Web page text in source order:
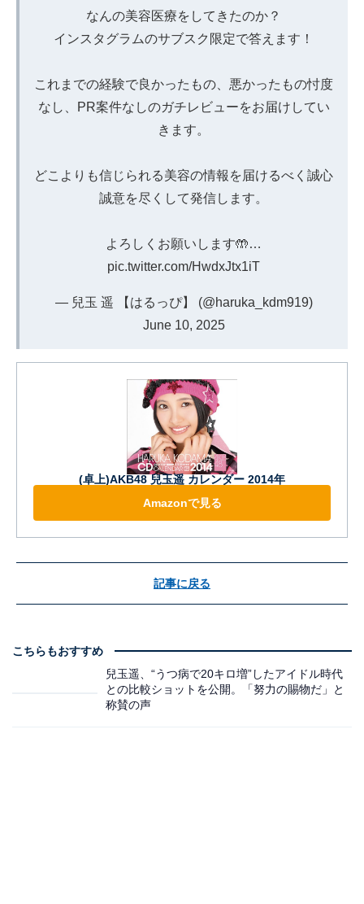
なんの美容医療をしてきたのか？
インスタグラムのサブスク限定で答えます！
これまでの経験で良かったもの、悪かったもの忖度
なし、PR案件なしのガチレビューをお届けしてい
きます。
どこよりも信じられる美容の情報を届けるべく誠心
誠意を尽くして発信します。
よろしくお願いします🤲…
pic.twitter.com/HwdxJtx1iT
— 兒玉 遥 【はるっぴ】 (@haruka_kdm919)
June 10, 2025
(卓上)AKB48 兒玉遥 カレンダー 2014年
Amazonで見る
記事に戻る
こちらもおすすめ
兒玉遥、“うつ病で20キロ増”したアイドル時代
との比較ショットを公開。「努力の賜物だ」と
称賛の声